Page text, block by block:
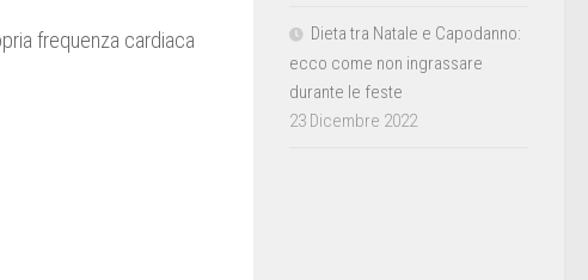
frequenza cardiaca
Dieta tra Natale e Capodanno:
ecco come non ingrassare
durante le feste
23 Dicembre 2022